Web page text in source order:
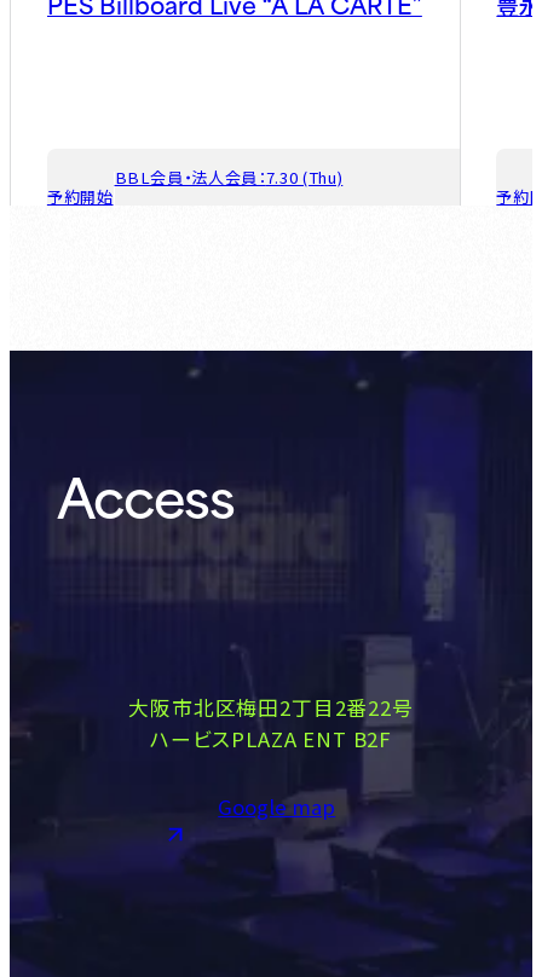
予約開始
BBL会員・法人会員：7.30 (Thu)
予約
Access
大阪市北区梅田2丁目2番22号
ハービスPLAZA ENT B2F
Google map